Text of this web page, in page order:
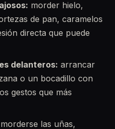
morder hielo,
de pan, caramelos
directa que puede
delanteros: arrancar
o un bocadillo con
gestos que más
morderse las uñas,